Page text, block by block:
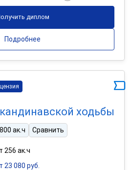
диплом
Подробнее
ходьбы
800 ак.ч Сравнить
256 ак.ч
23 080 руб.